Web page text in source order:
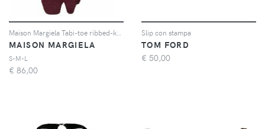
MAISON MARGIELA
S-M-L
€ 86,00
Slip con stampa
TOM FORD
€ 50,00